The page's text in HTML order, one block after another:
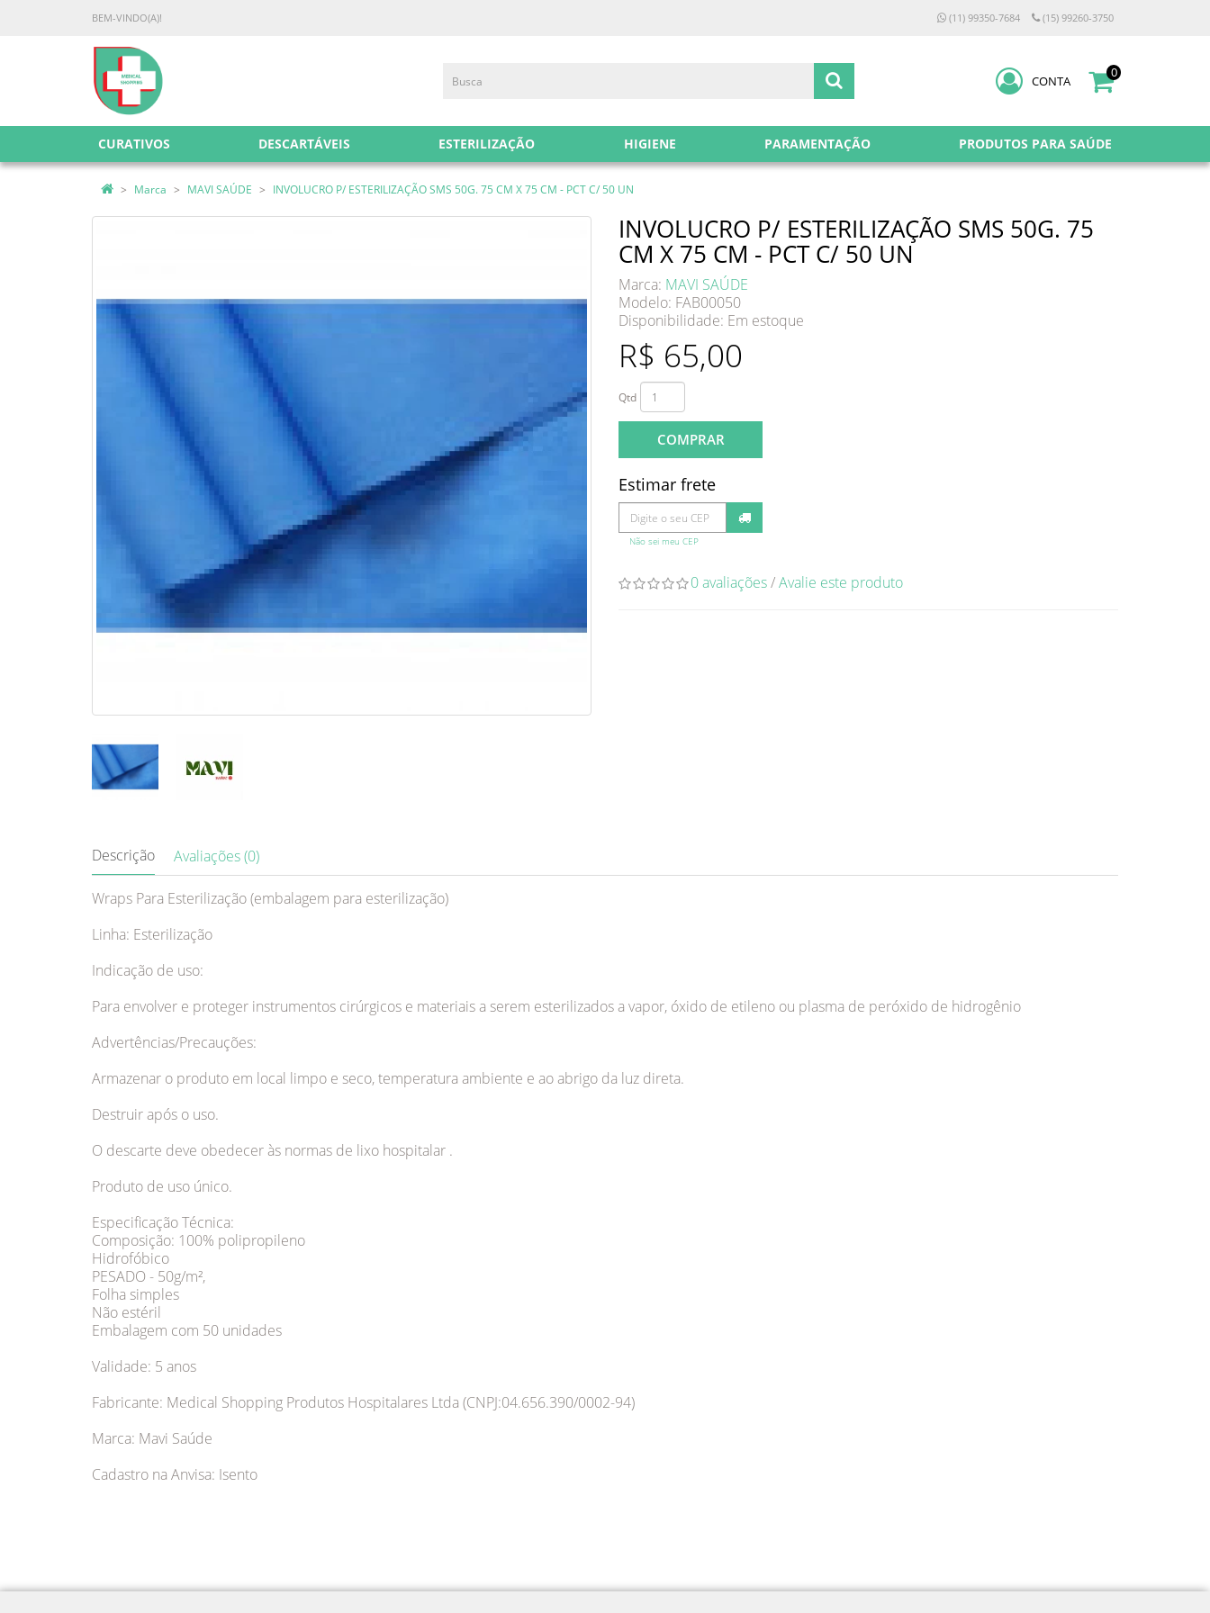
BEM-VINDO(A)! (11) 99350-7684 (15) 99260-3750
CONTA
0
CURATIVOS DESCARTÁVEIS ESTERILIZAÇÃO HIGIENE PARAMENTAÇÃO PRODUTOS PARA SAÚDE
Marca MAVI SAÚDE INVOLUCRO P/ ESTERILIZAÇÃO SMS 50G. 75 CM X 75 CM - PCT C/ 50 UN
INVOLUCRO P/ ESTERILIZAÇÃO SMS 50G. 75
CM X 75 CM - PCT C/ 50 UN
Marca: MAVI SAÚDE
Modelo: FAB00050
Disponibilidade: Em estoque
R$ 65,00
Qtd
COMPRAR
Estimar frete
Não sei meu CEP
0 avaliações/Avalie este produto
Descrição Avaliações (0)
Wraps Para Esterilização (embalagem para esterilização)
Linha: Esterilização
Indicação de uso:
Para envolver e proteger instrumentos cirúrgicos e materiais a serem esterilizados a vapor, óxido de etileno ou plasma de peróxido de hidrogênio
Advertências/Precauções:
Armazenar o produto em local limpo e seco, temperatura ambiente e ao abrigo da luz direta.
Destruir após o uso.
O descarte deve obedecer às normas de lixo hospitalar .
Produto de uso único.
Especificação Técnica:
Composição: 100% polipropileno
Hidrofóbico
PESADO - 50g/m²,
Folha simples
Não estéril
Embalagem com 50 unidades
Validade: 5 anos
Fabricante: Medical Shopping Produtos Hospitalares Ltda (CNPJ:04.656.390/0002-94)
Marca: Mavi Saúde
Cadastro na Anvisa: Isento